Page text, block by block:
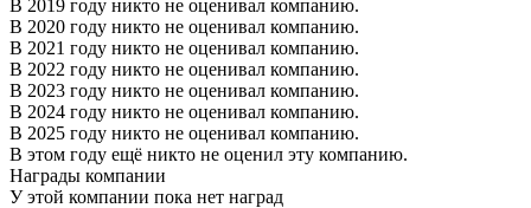
В 2019 году никто не оценивал компанию.
В 2020 году никто не оценивал компанию.
В 2021 году никто не оценивал компанию.
В 2022 году никто не оценивал компанию.
В 2023 году никто не оценивал компанию.
В 2024 году никто не оценивал компанию.
В 2025 году никто не оценивал компанию.
В этом году ещё никто не оценил эту компанию.
Награды компании
У этой компании пока нет наград